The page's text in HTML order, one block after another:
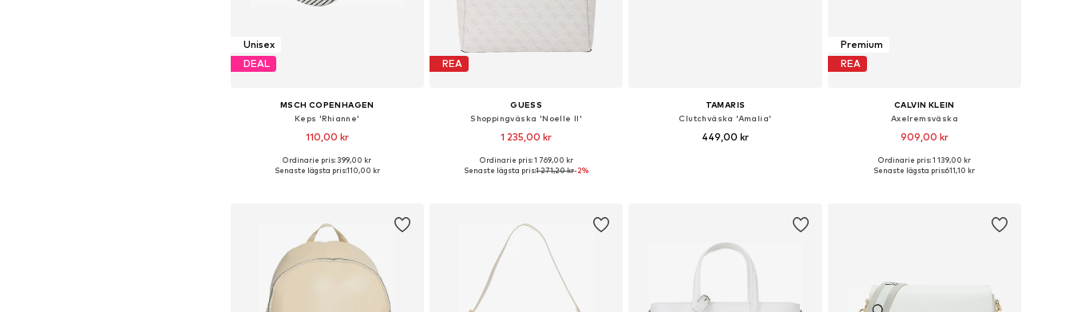
Unisex
DEAL
MSCH COPENHAGEN
Keps 'Rhianne'
110,00 kr
Tillgängliga storlekar: 55-60
Ordinarie pris: 399,00 kr
Senaste lägsta pris:110,00 kr
REA
GUESS
Shoppingväska 'Noelle II'
1 235,00 kr
Tillgängliga storlekar: One Size
Ordinarie pris: 1 769,00 kr
Senaste lägsta pris:1 271,20 kr-2%
TAMARIS
Clutchväska 'Amalia'
449,00 kr
Premium
REA
CALVIN KLEIN
Axelremsväska
909,00 kr
Tillgängliga storlekar: One Size
Ordinarie pris: 1 139,00 kr
Senaste lägsta pris:611,10 kr